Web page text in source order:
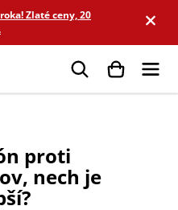
Zlaté ceny, 20
Hľadať
proti
nech je